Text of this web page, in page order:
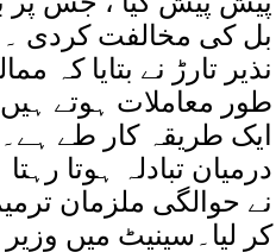
بل کی مخالفت کردی ۔
نذیر تارڑ نے بتایا کہ
طور معاملات ہوتے
ایک طریقہ کار طے
درمیان تبادلہ ہوتا
کر لیا۔سینیٹ میں